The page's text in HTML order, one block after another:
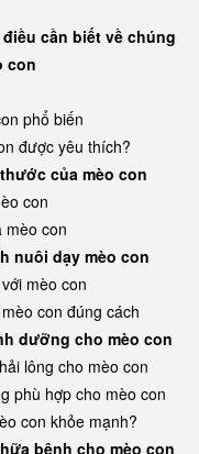
cần biết về chúng
con
phổ biến
được yêu thích?
của mèo con
con
mèo con
nuôi dạy mèo con
mèo con
con đúng cách
dưỡng cho mèo con
lông cho mèo con
phù hợp cho mèo con
con khỏe mạnh?
bệnh cho mèo con